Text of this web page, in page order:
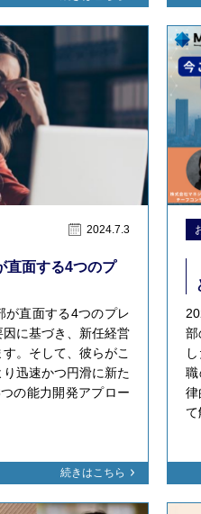
2024.7.3
直面する4つのプ
が直面する4つのプレ
に基づき、新任経営
。そして、彼らがこ
迅速かつ円滑に新た
の能力開発アプロー
続きはこちら
部
律
て